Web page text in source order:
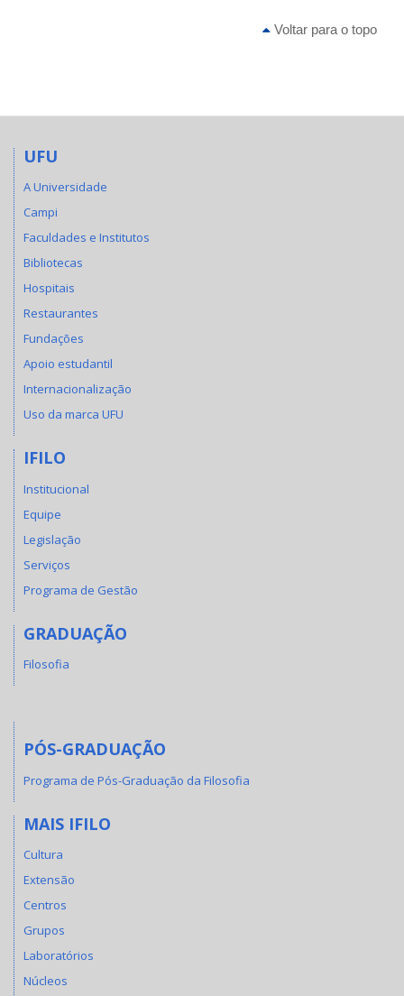
Voltar para o topo
UFU
A Universidade
Campi
Faculdades e Institutos
Bibliotecas
Hospitais
Restaurantes
Fundações
Apoio estudantil
Internacionalização
Uso da marca UFU
IFILO
Institucional
Equipe
Legislação
Serviços
Programa de Gestão
GRADUAÇÃO
Filosofia
PÓS-GRADUAÇÃO
Programa de Pós-Graduação da Filosofia
MAIS IFILO
Cultura
Extensão
Centros
Grupos
Laboratórios
Núcleos